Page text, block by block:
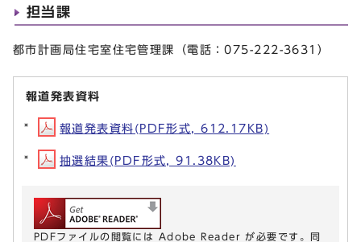
担当課
都市計画局住宅室住宅管理課（電話：075-222-3631）
報道発表資料
報道発表資料(PDF形式, 612.17KB)
抽選結果(PDF形式, 91.38KB)
PDFファイルの閲覧には Adobe Reader が必要です。同